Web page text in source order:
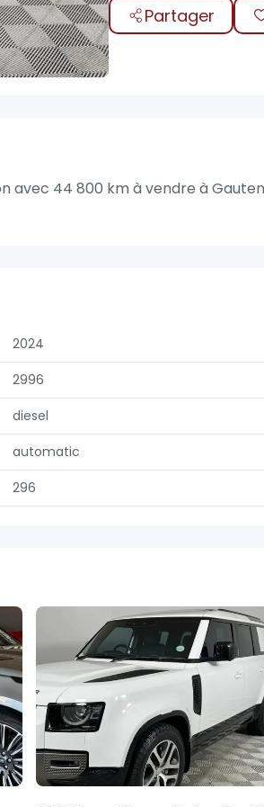
Partager
avec 44 800 km à vendre à
2024
2996
diesel
automatic
296